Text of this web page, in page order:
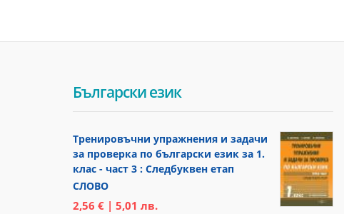
Български език
Тренировъчни упражнения и задачи
за проверка по български език за 1.
клас - част 3 : Следбуквен етап
СЛОВО
2,56 € | 5,01 лв.